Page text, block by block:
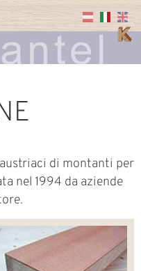
di montanti per
nel 1994 da aziende